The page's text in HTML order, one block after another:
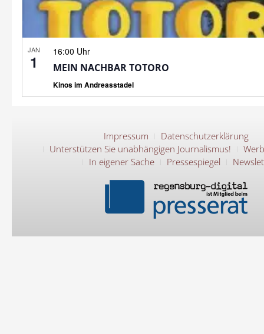
JAN
1
16:00 Uhr
MEIN NACHBAR TOTORO
Kinos im Andreasstadel
Impressum
Datenschutzerklärung
Unterstützen Sie unabhängigen Journalismus!
In eigener Sache
Pressespiegel